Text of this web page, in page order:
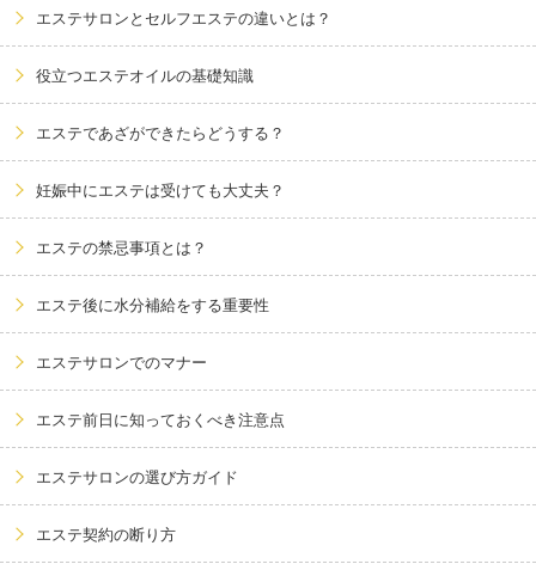
エステサロンとセルフエステの違いとは？
役立つエステオイルの基礎知識
エステであざができたらどうする？
妊娠中にエステは受けても大丈夫？
エステの禁忌事項とは？
エステ後に水分補給をする重要性
エステサロンでのマナー
エステ前日に知っておくべき注意点
エステサロンの選び方ガイド
エステ契約の断り方